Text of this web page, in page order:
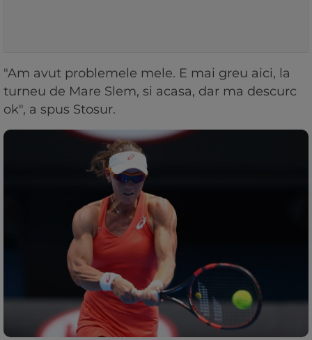
"Am avut problemele mele. E mai greu aici, la
turneu de Mare Slem, si acasa, dar ma descurc
ok", a spus Stosur.